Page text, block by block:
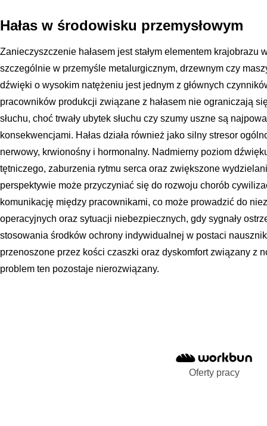
Hałas w środowisku przemysłowym
Zanieczyszczenie hałasem jest stałym elementem krajobrazu
szczególnie w przemyśle metalurgicznym, drzewnym czy
dźwięki o wysokim natężeniu jest jednym z głównych
pracowników produkcji związane z hałasem nie ograniczają
słuchu, choć trwały ubytek słuchu czy szumy uszne są
konsekwencjami. Hałas działa również jako silny stresor
nerwowy, krwionośny i hormonalny. Nadmierny poziom
tętniczego, zaburzenia rytmu serca oraz zwiększone
perspektywie może przyczyniać się do rozwoju chorób
komunikację między pracownikami, co może prowadzić do
operacyjnych oraz sytuacji niebezpiecznych, gdy sygnały
stosowania środków ochrony indywidualnej w postaci
przenoszone przez kości czaszki oraz dyskomfort związany z
problem ten pozostaje nierozwiązany.
Oferty pracy